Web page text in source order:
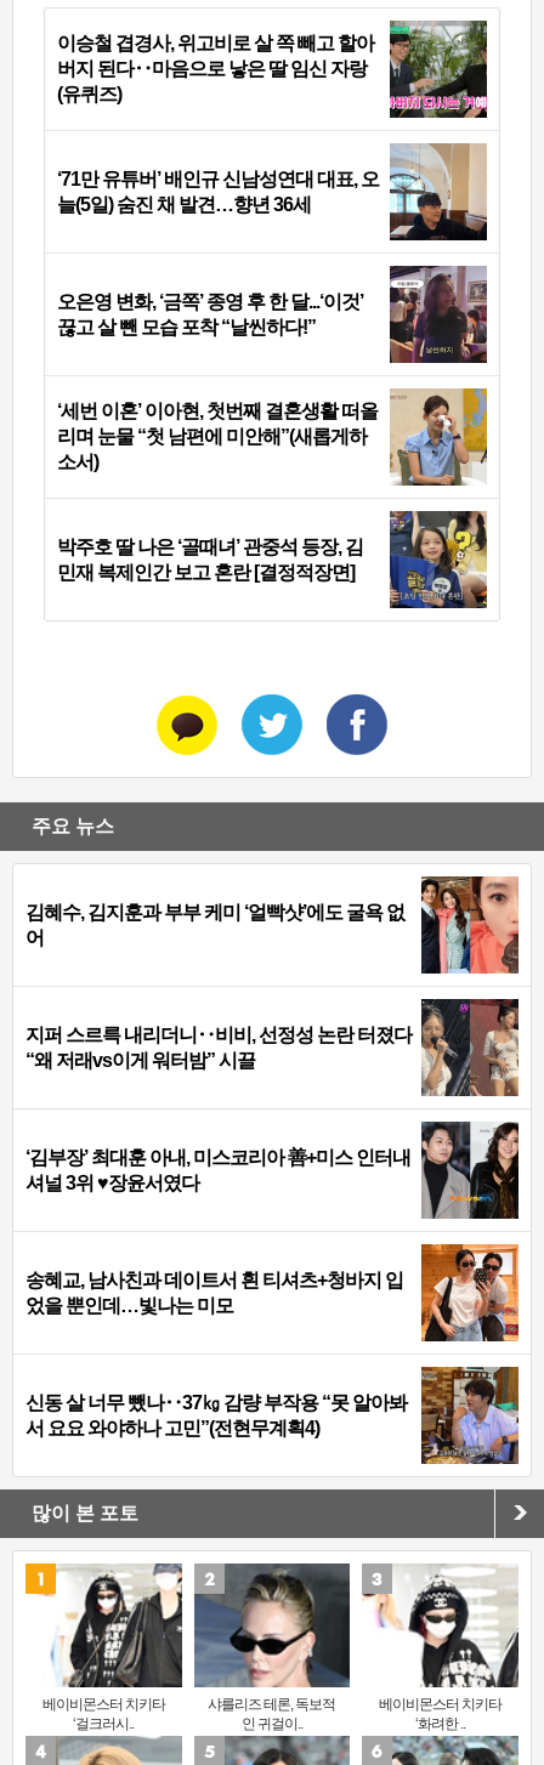
이승철 겹경사, 위고비로 살 쪽 빼고 할아
버지 된다‥마음으로 낳은 딸 임신 자랑
(유퀴즈)
‘71만 유튜버’ 배인규 신남성연대 대표, 오
늘(5일) 숨진 채 발견…향년 36세
오은영 변화, ‘금쪽’ 종영 후 한 달...‘이것’
끊고 살 뺀 모습 포착 “날씬하다!”
‘세번 이혼’ 이아현, 첫번째 결혼생활 떠올
리며 눈물 “첫 남편에 미안해”(새롭게하
소서)
박주호 딸 나은 ‘골때녀’ 관중석 등장, 김
민재 복제인간 보고 혼란 [결정적장면]
주요 뉴스
김혜수, 김지훈과 부부 케미 ‘얼빡샷’에도 굴욕 없
어
지퍼 스르륵 내리더니‥비비, 선정성 논란 터졌다
“왜 저래vs이게 워터밤” 시끌
‘김부장’ 최대훈 아내, 미스코리아 善+미스 인터내
셔널 3위 ♥장윤서였다
송혜교, 남사친과 데이트서 흰 티셔츠+청바지 입
었을 뿐인데…빛나는 미모
신동 살 너무 뺐나‥37㎏ 감량 부작용 “못 알아봐
서 요요 와야하나 고민”(전현무계획4)
많이 본 포토
베이비몬스터 치키타
‘걸크러시..
샤를리즈 테론, 독보적
인 귀걸이..
베이비몬스터 치키타
‘화려한 ..